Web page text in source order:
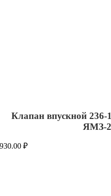
Клапан впускной 236-
ЯМЗ-
930.00₽